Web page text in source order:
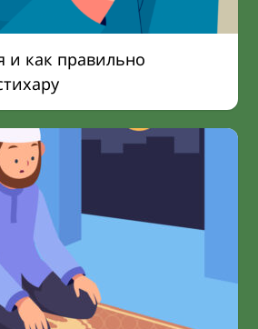
и как правильно